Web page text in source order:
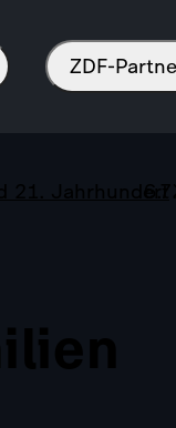
ZDF-
21. Jahrhundert